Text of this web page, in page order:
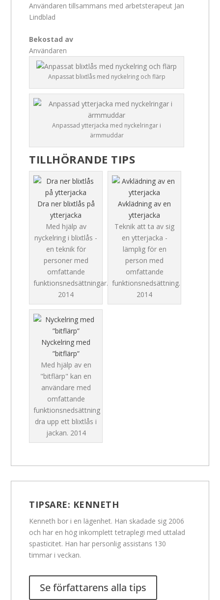
Användaren tillsammans med arbetsterapeut Jan
Lindblad
Bekostad av
Användaren
Anpassat blixtlås med nyckelring och flärp
Anpassad ytterjacka med nyckelringar i
ärmmuddar
TILLHÖRANDE TIPS
Dra ner blixtlås på
ytterjacka
Med hjälp av
nyckelring i blixtlås -
en teknik för
personer med
omfattande
funktionsnedsättningar.
2014
Avklädning av en
ytterjacka
Teknik att ta av sig
en ytterjacka -
lämplig för en
person med
omfattande
funktionsnedsättning.
2014
Nyckelring med
”bitflärp”
Med hjälp av en
"bitflärp" kan en
användare med
omfattande
funktionsnedsättning
dra upp ett blixtlås i
jackan. 2014
TIPSARE: KENNETH
Kenneth bor i en lägenhet. Han skadade sig 2006
och har en hög inkomplett tetraplegi med uttalad
spasticitet. Han har personlig assistans 130
timmar i veckan.
Se författarens alla tips